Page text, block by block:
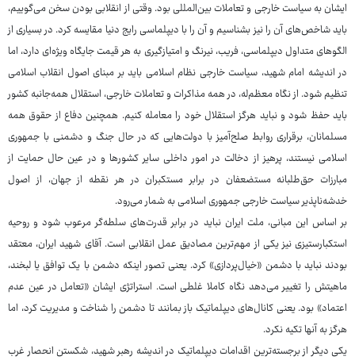
ایشان به سیاست خارجی و تعاملات بین‌المللی بود. وقتی از انقلابی بودن سخن می‌گوییم،
باید شاخص‌های آن را نیز بشناسیم و آن را با دیپلماسی رایج دنیا مقایسه کرد. در بسیاری از
الگوهای متداول دیپلماسی، فریب، نیرنگ و امتیازگیری به هر قیمت جایگاه ویژه‌ای دارد، اما
در اندیشه امام شهید، سیاست خارجی نظام اسلامی باید بر مبنای اصول انقلاب اسلامی
تنظیم شود. از نگاه معظم‌له، در همه مذاکرات و تعاملات خارجی، استقلال همه‌جانبه کشور
باید حفظ شود و نباید هرگز استقلال خود را معامله کنیم. همچنین دفاع از حقوق همه
مسلمانان، برقراری روابط صلح‌آمیز با دولت‌هایی که در حال جنگ و دشمنی با جمهوری
اسلامی نیستند، پرهیز از دخالت در امور داخلی سایر کشورها و در عین حال حمایت از
مبارزات حق‌طلبانه مستضعفان در برابر مستکبران در هر نقطه از جهان، از اصول
خدشه‌ناپذیر سیاست خارجی جمهوری اسلامی به شمار می‌رود.
بر اساس این مبانی، ملت ایران نباید در برابر قدرت‌های سلطه‌گر مرعوب شود و روحیه
استکبارستیزی نیز یکی از مهم‌ترین مصادیق عمل انقلابی است. آقای شهید ایران، معتقد
بودند نباید با دشمن «خیال‌پردازی» کرد. یعنی تصور اینکه دشمن با یک توافق یا لبخند،
ماهیتش را تغییر می‌دهد نگاه کاملا غلطی است. استراتژی ایشان «تعامل در عین عدم
اعتماد» بود. یعنی کانال‌های دیپلماتیک باز بمانند تا دشمن را شناخت و مدیریت کرد، اما
هرگز به آنها تکیه نکرد.
یکی دیگر از برجسته‌ترین اقدامات دیپلماتیک در اندیشه رهبر شهید، شکستن انحصار غرب